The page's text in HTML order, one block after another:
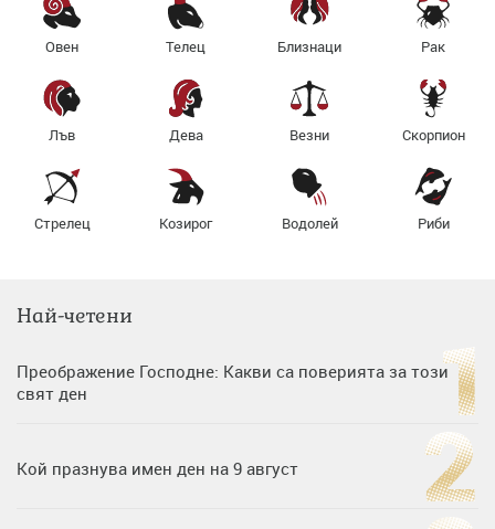
Овен Телец Близнаци Рак
Лъв Дева Везни Скорпион
Стрелец Козирог Водолей Риби
Най-четени
Преображение Господне: Какви са поверията за този
свят ден
Кой празнува имен ден на 9 август